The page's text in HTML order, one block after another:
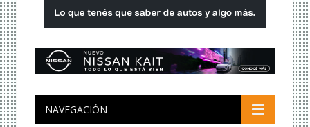
NAVEGACIÓN